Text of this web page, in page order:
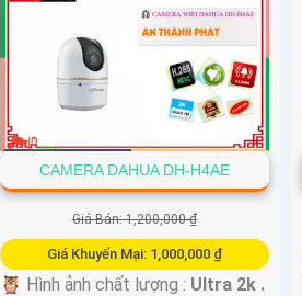
CAMERA DAHUA DH-H4AE
Giá Bán: 1,200,000 ₫
Giá Khuyến Mại: 1,000,000 ₫
🦉 Hình ảnh chất lượng : Ultra 2k .